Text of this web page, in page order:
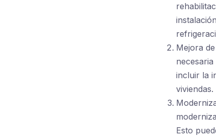
Mejora
incluir la
viviendas.
Esto